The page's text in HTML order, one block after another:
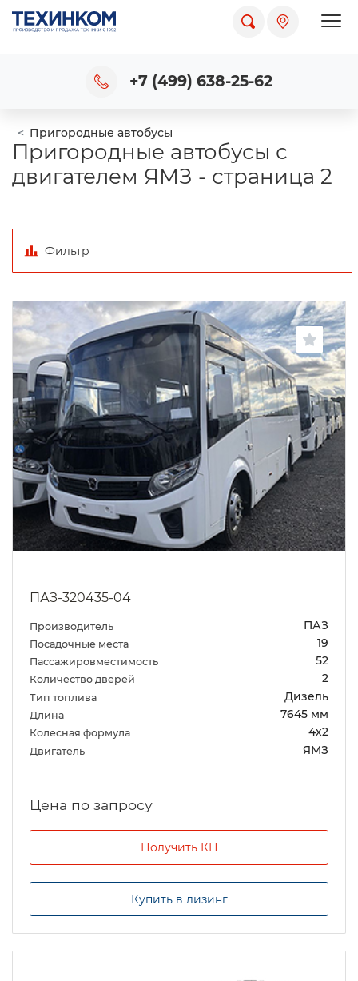
+7 (499) 638-25-62
Пригородные автобусы
Пригородные автобусы с
двигателем ЯМЗ - страница 2
Фильтр
ПАЗ-320435-04
Производитель ПАЗ
Посадочные места 19
Пассажировместимость 52
Количество дверей 2
Тип топлива Дизель
Длина 7645 мм
Колесная формула 4х2
Двигатель ЯМЗ
Цена по запросу
Получить КП
Купить в лизинг